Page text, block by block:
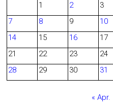
b
o
1
2 3
7
8 9 10
14
15 16 17
21
22 23 24
28
29 30 31
« Apr.